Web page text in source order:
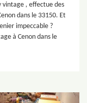
vintage , effectue des
dans le 33150. Et
impeccable ?
à Cenon dans le